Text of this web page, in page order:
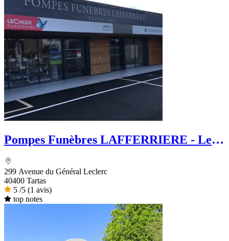
Pompes Funèbres LAFFERRIERE - Le
299 Avenue du Général Leclerc
40400 Tartas
5 /5 (1 avis)
top notes